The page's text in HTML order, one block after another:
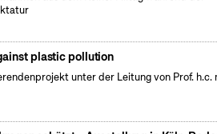
plastic pollution
unter der Leitung von Prof. h.c.